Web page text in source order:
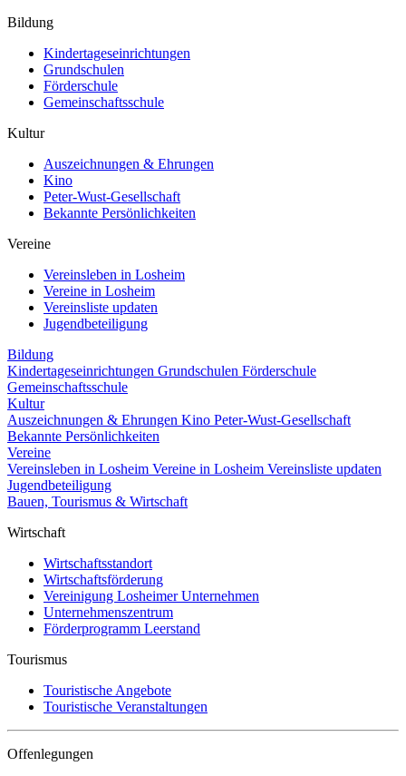
Bildung
Kindertageseinrichtungen
Grundschulen
Förderschule
Gemeinschaftsschule
Kultur
Auszeichnungen & Ehrungen
Kino
Peter-Wust-Gesellschaft
Bekannte Persönlichkeiten
Vereine
Vereinsleben in Losheim
Vereine in Losheim
Vereinsliste updaten
Jugendbeteiligung
Bildung
Kindertageseinrichtungen Grundschulen Förderschule
Gemeinschaftsschule
Kultur
Auszeichnungen & Ehrungen Kino Peter-Wust-Gesellschaft
Bekannte Persönlichkeiten
Vereine
Vereinsleben in Losheim Vereine in Losheim Vereinsliste updaten
Jugendbeteiligung
Bauen, Tourismus & Wirtschaft
Wirtschaft
Wirtschaftsstandort
Wirtschaftsförderung
Vereinigung Losheimer Unternehmen
Unternehmenszentrum
Förderprogramm Leerstand
Tourismus
Touristische Angebote
Touristische Veranstaltungen
Offenlegungen